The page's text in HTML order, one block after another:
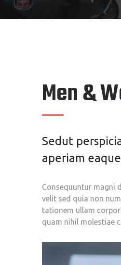
Men &
Sedut
aperiam
Consequuntur magni
velit sed quia non
tationem ullam
quam nihil molestiae